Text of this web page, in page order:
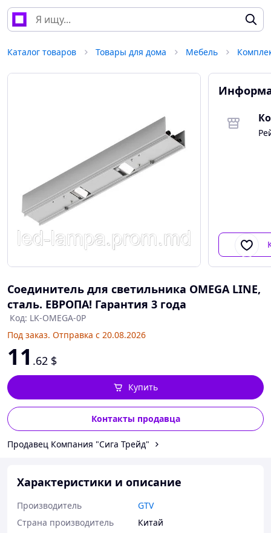
Каталог товаров Товары для дома Мебель
Соединитель для светильника OMEGA LINE,
сталь. ЕВРОПА! Гарантия 3 года
Код: LK-OMEGA-0P
Под заказ. Отправка с 20.08.2026
11 .62 $
Контакты продавца
Купить
Продавец Компания "Сига Трейд"
Характеристики и описание
Производитель
GTV
Страна производитель
Китай